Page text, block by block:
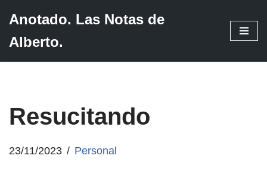
Saltar
Anotado. Las Notas de
Alberto.
Resucitando
23/11/2023 Personal